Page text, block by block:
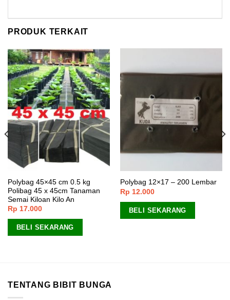
PRODUK TERKAIT
Polybag 45×45 cm 0.5 kg
Polibag 45 x 45cm Tanaman
Semai Kiloan Kilo An
Rp 17.000
BELI SEKARANG
Polybag 12×17 – 200 Lembar
Rp 12.000
BELI SEKARANG
TENTANG BIBIT BUNGA